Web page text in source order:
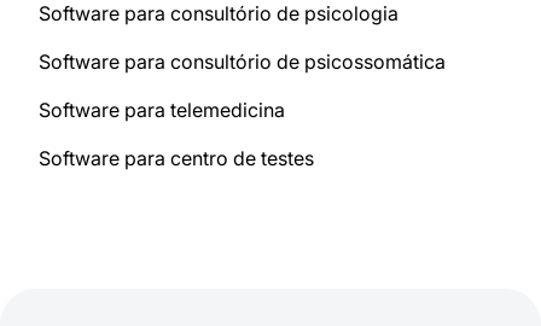
Software para consultório de psicologia
Software para consultório de psicossomática
Software para telemedicina
Software para centro de testes